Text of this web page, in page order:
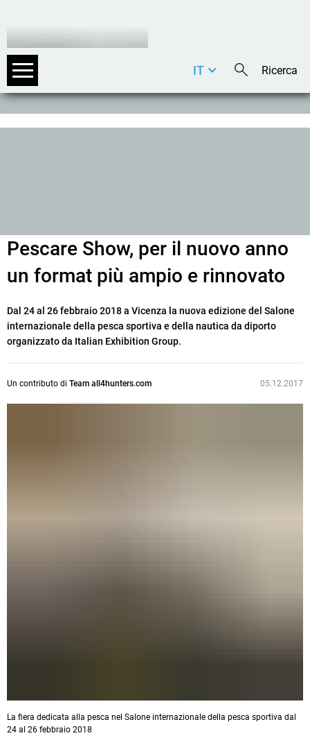
DE
IT
Pescare Show, per il nuovo anno
un format più ampio e rinnovato
Dal 24 al 26 febbraio 2018 a Vicenza la nuova edizione del Salone
internazionale della pesca sportiva e della nautica da diporto
organizzato da Italian Exhibition Group.
Un contributo di Team all4hunters.com 05.12.2017
La fiera dedicata alla pesca nel Salone internazionale della pesca sportiva dal
24 al 26 febbraio 2018